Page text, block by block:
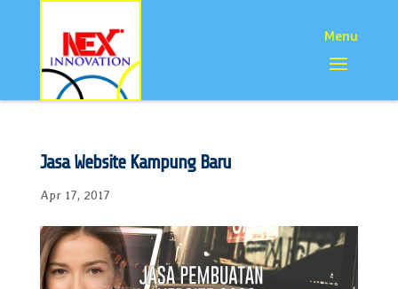
Jasa Website Kampung Baru
Apr 17, 2017